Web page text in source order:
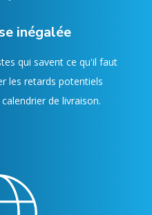
inégalée
qui savent ce qu'il faut
les retards potentiels
de livraison.